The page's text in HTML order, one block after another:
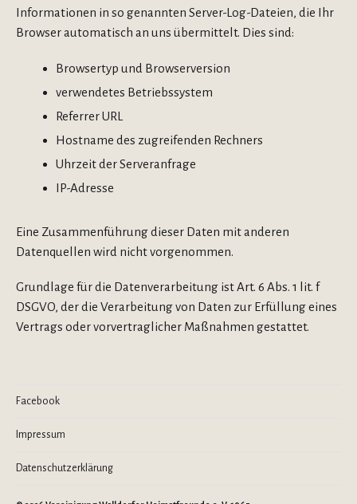
Informationen in so genannten Server-Log-Dateien, die Ihr
Browser automatisch an uns übermittelt. Dies sind:
Browsertyp und Browserversion
verwendetes Betriebssystem
Referrer URL
Hostname des zugreifenden Rechners
Uhrzeit der Serveranfrage
IP-Adresse
Eine Zusammenführung dieser Daten mit anderen
Datenquellen wird nicht vorgenommen.
Grundlage für die Datenverarbeitung ist Art. 6 Abs. 1 lit. f
DSGVO, der die Verarbeitung von Daten zur Erfüllung eines
Vertrags oder vorvertraglicher Maßnahmen gestattet.
Facebook
Impressum
Datenschutzerklärung